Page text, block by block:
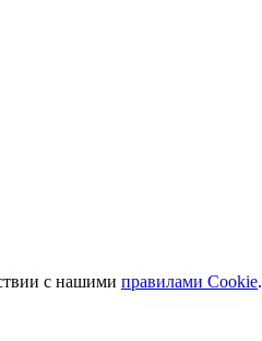
с нашими правилами Сookie.